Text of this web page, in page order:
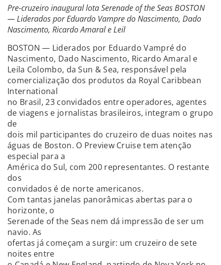
Pre-cruzeiro inaugural lota Serenade of the Seas BOSTON
— Liderados por Eduardo Vampre do Nascimento, Dado
Nascimento, Ricardo Amaral e Leil
BOSTON — Liderados por Eduardo Vampré do
Nascimento, Dado Nascimento, Ricardo Amaral e
Leila Colombo, da Sun & Sea, responsável pela
comercialização dos produtos da Royal Caribbean
International
no Brasil, 23 convidados entre operadores, agentes
de viagens e jornalistas brasileiros, integram o grupo
de
dois mil participantes do cruzeiro de duas noites nas
águas de Boston. O Preview Cruise tem atenção
especial para a
América do Sul, com 200 representantes. O restante
dos
convidados é de norte americanos.
Com tantas janelas panorâmicas abertas para o
horizonte, o
Serenade of the Seas nem dá impressão de ser um
navio. As
ofertas já começam a surgir: um cruzeiro de sete
noites entre